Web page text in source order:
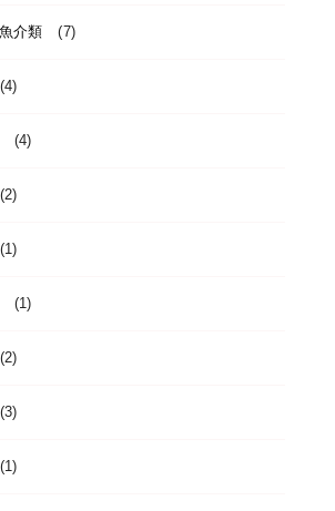
介類 (7)
(4)
(4)
(2)
(1)
(1)
(2)
(3)
(1)